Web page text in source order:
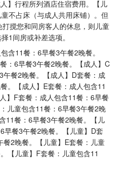
人】行程所列酒店住宿费用。
【儿
不占床（与成人共用床铺）。但
搅您和同房客人的休息，则儿童
1间房或补差选项。
含11餐：6早餐3午餐2晚餐。
：6早餐3午餐2晚餐。
【成人】C
餐2晚餐。
【成人】D套餐：成
。
【成人】E套餐：成人包含11
人】F套餐：成人包含11餐：6早餐
：儿童包含11餐：6早餐3午餐2晚
11餐：6早餐3午餐2晚餐。
【儿
餐3午餐2晚餐。
【儿童】D套
2晚餐。
【儿童】E套餐：儿童
【儿童】F套餐：儿童包含11